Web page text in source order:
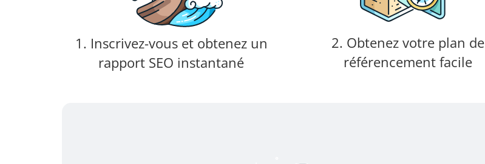
1. Inscrivez-vous et obtenez un
rapport SEO instantané
2. Obtenez votre plan de
référencement facile